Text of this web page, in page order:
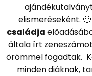
elismeréseként.
családja
általa írt
örömmel fogadtak.
minden diáknak,